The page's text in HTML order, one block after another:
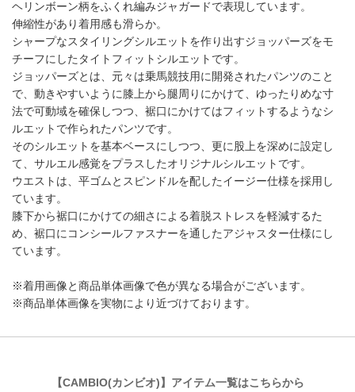
ヘリンボーン柄をふくれ編みジャガードで表現しています。
伸縮性があり着用感も滑らか。
シャープなスタイリングシルエットを作り出すジョッパーズをモ
チーフにしたタイトフィットシルエットです。
ジョッパーズとは、元々は乗馬競技用に開発されたパンツのこと
で、動きやすいように膝上から腿周りにかけて、ゆったりめな寸
法で可動域を確保しつつ、裾口にかけてはフィットするようなシ
ルエットで作られたパンツです。
そのシルエットを基本ベースにしつつ、更に股上を深めに設定し
て、サルエル感覚をプラスしたオリジナルシルエットです。
ウエストは、平ゴムとスピンドルを配したイージー仕様を採用し
ています。
膝下から裾口にかけての細さによる着脱ストレスを軽減するた
め、裾口にコンシールファスナーを通したアジャスター仕様にし
ています。
※着用画像と商品単体画像で色が異なる場合がございます。
※商品単体画像を実物により近づけております。
【CAMBIO(カンビオ)】アイテム一覧はこちらから